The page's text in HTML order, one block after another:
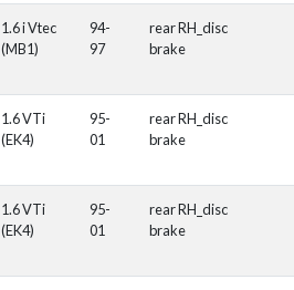
1.6 i Vtec
(MB1)
94-
97
rear RH_disc
brake
1.6 VTi
(EK4)
95-
01
rear RH_disc
brake
1.6 VTi
(EK4)
95-
01
rear RH_disc
brake